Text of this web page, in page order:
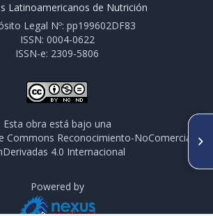
y
pre-cortadas
SIGUIENTE ARTÍCULO
Cholesterol and fatty acids
profile of Brazilian commercial
Latinoamericanos de Nutrición
Legal Nº: pp199602DF83
ISSN: 0004-0622
ISSN-e: 2309-5806
Esta obra está bajo una
Commons Reconocimiento-NoComercial-
4.0 Internacional
Powered by